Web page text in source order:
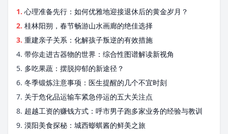
1. 心理准备先行：如何优雅地迎接退休后的黄金岁月？
2. 桂林阳朔，春节畅游山水画廊的绝佳选择
3. 重建亲子关系：化解孩子叛逆的有效措施
4. 带你走进古器物的世界：综合性图谱解读新视角
5. 多吃果蔬：摆脱抑郁的新途径？
6. 冬季锻炼注意事项：医生提醒的几个不宜时刻
7. 关于危化品运输车紧急停运的五大关注点
8. 超越工资的赚钱方式：呼市男子跑多家业务的经验与教训
9. 漠阳美食探秘：城西蟛蜞酱的鲜美之旅